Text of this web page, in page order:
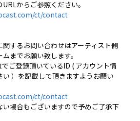
からご参照ください。
ct/contact
するお問い合わせはアーティスト側
までお願い致します。
ご登録頂いているID ( アカウント情
）を記載して頂きますようお願い
ct/contact
場合もございますので予めご了承下